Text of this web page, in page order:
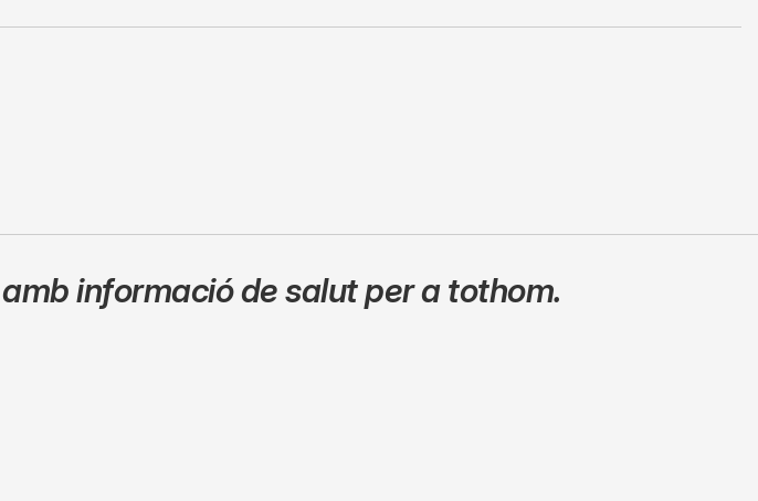
amb informació de salut per a tothom.